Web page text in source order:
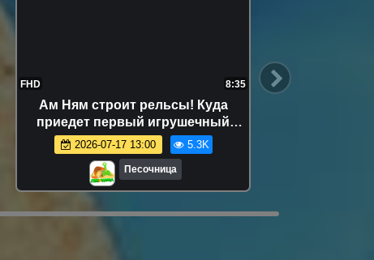
FHD 8:35
Ам Ням строит рельсы! Куда
приедет первый игрушечный
поезд?
2026-07-17 13:00 5.3K
Песочница